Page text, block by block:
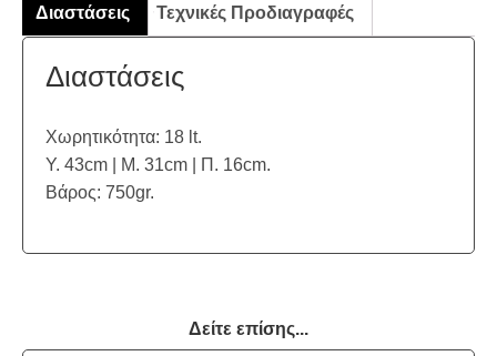
Διαστάσεις Τεχνικές Προδιαγραφές
Διαστάσεις
Χωρητικότητα: 18 lt.
Y. 43cm | Μ. 31cm | Π. 16cm.
Βάρος: 750gr.
Δείτε επίσης...